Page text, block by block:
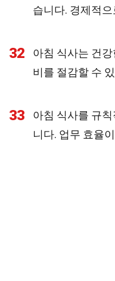
습니다. 경제적
32
아침 식사는 건
비를 절감할 수
33
아침 식사를 규
니다. 업무 효율